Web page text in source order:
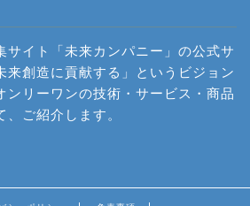
サイト「未来カンパニー」の公式サ
来創造に貢献する」というビジョン
ンリーワンの技術・サービス・商品
ご紹介します。